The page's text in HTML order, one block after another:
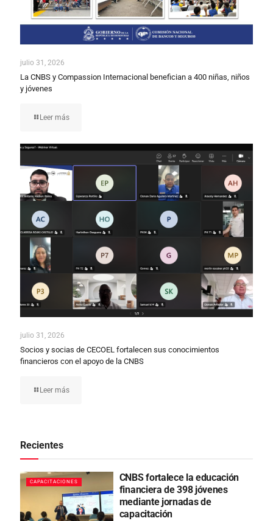
julio 31, 2026
La CNBS y Compassion Internacional benefician a 400 niñas, niños
y jóvenes
Leer más
julio 31, 2026
Socios y socias de CECOEL fortalecen sus conocimientos
financieros con el apoyo de la CNBS
Leer más
Recientes
CAPACITACIONES
CNBS fortalece la educación
financiera de 398 jóvenes
mediante jornadas de
capacitación